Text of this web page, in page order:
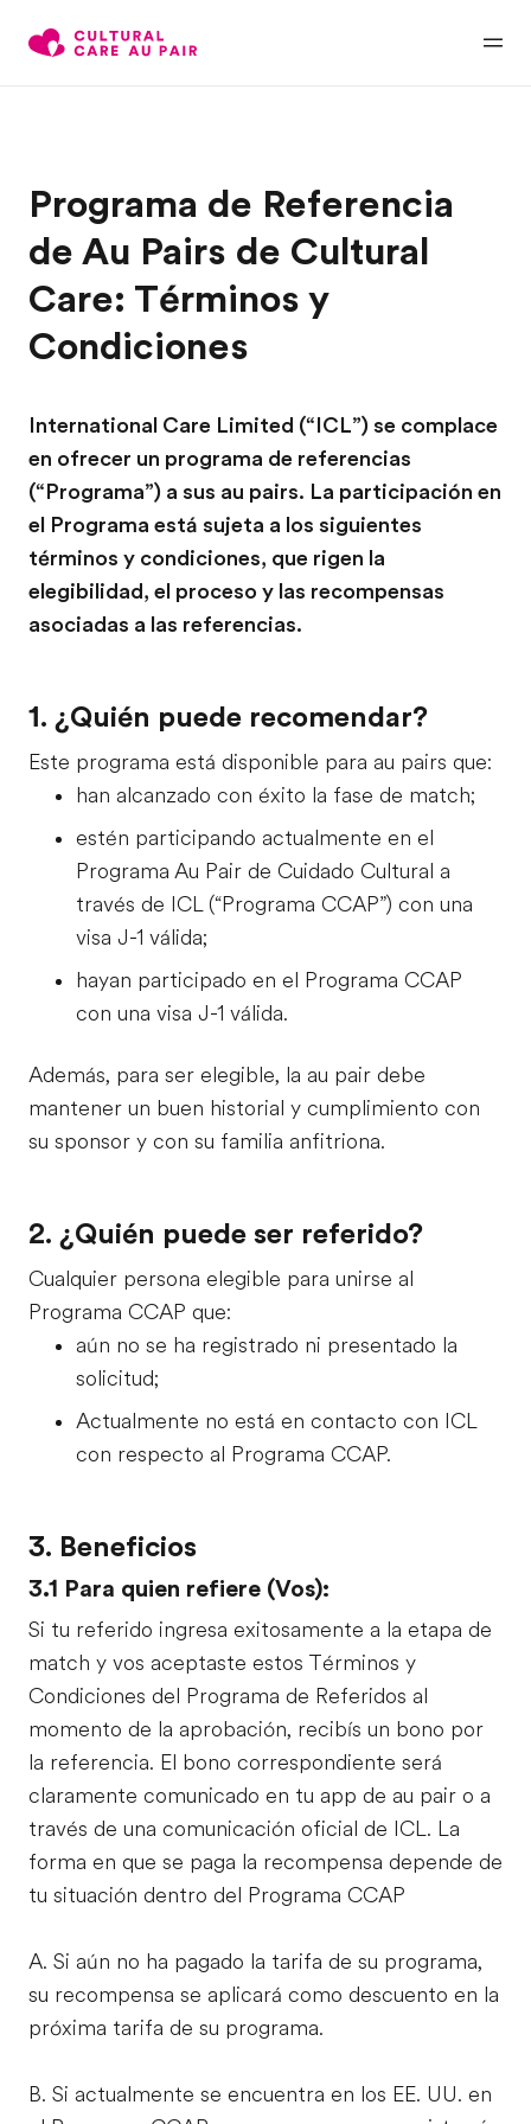
Programa de Referencia
de Au Pairs de Cultural
Care: Términos y
Condiciones
International Care Limited (“ICL”) se complace
en ofrecer un programa de referencias
(“Programa”) a sus au pairs. La participación en
el Programa está sujeta a los siguientes
términos y condiciones, que rigen la
elegibilidad, el proceso y las recompensas
asociadas a las referencias.
1. ¿Quién puede recomendar?
Este programa está disponible para au pairs que:
han alcanzado con éxito la fase de match;
estén participando actualmente en el
Programa Au Pair de Cuidado Cultural a
través de ICL (“Programa CCAP”) con una
visa J-1 válida;
hayan participado en el Programa CCAP
con una visa J-1 válida.
Además, para ser elegible, la au pair debe
mantener un buen historial y cumplimiento con
su sponsor y con su familia anfitriona.
2. ¿Quién puede ser referido?
Cualquier persona elegible para unirse al
Programa CCAP que:
aún no se ha registrado ni presentado la
solicitud;
Actualmente no está en contacto con ICL
con respecto al Programa CCAP.
3. Beneficios
3.1 Para quien refiere (Vos):
Si tu referido ingresa exitosamente a la etapa de
match y vos aceptaste estos Términos y
Condiciones del Programa de Referidos al
momento de la aprobación, recibís un bono por
la referencia. El bono correspondiente será
claramente comunicado en tu app de au pair o a
través de una comunicación oficial de ICL. La
forma en que se paga la recompensa depende de
tu situación dentro del Programa CCAP
A. Si aún no ha pagado la tarifa de su programa,
su recompensa se aplicará como descuento en la
próxima tarifa de su programa.
B. Si actualmente se encuentra en los EE. UU. en